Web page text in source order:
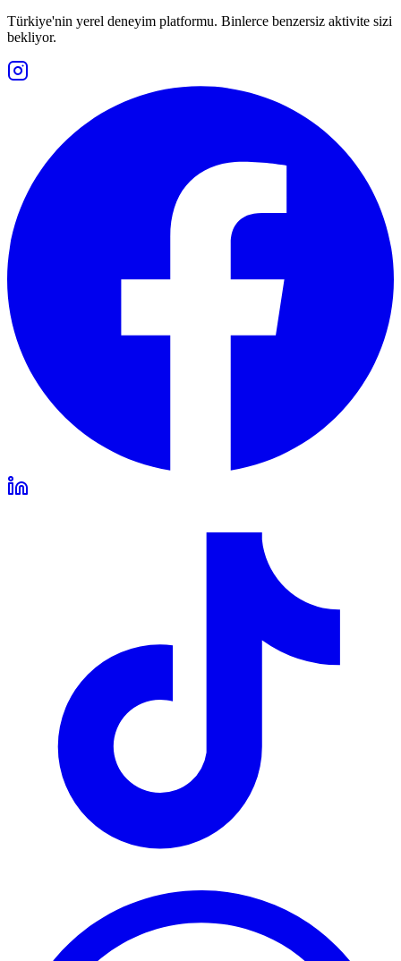
Türkiye'nin yerel deneyim platformu. Binlerce benzersiz aktivite sizi
bekliyor.